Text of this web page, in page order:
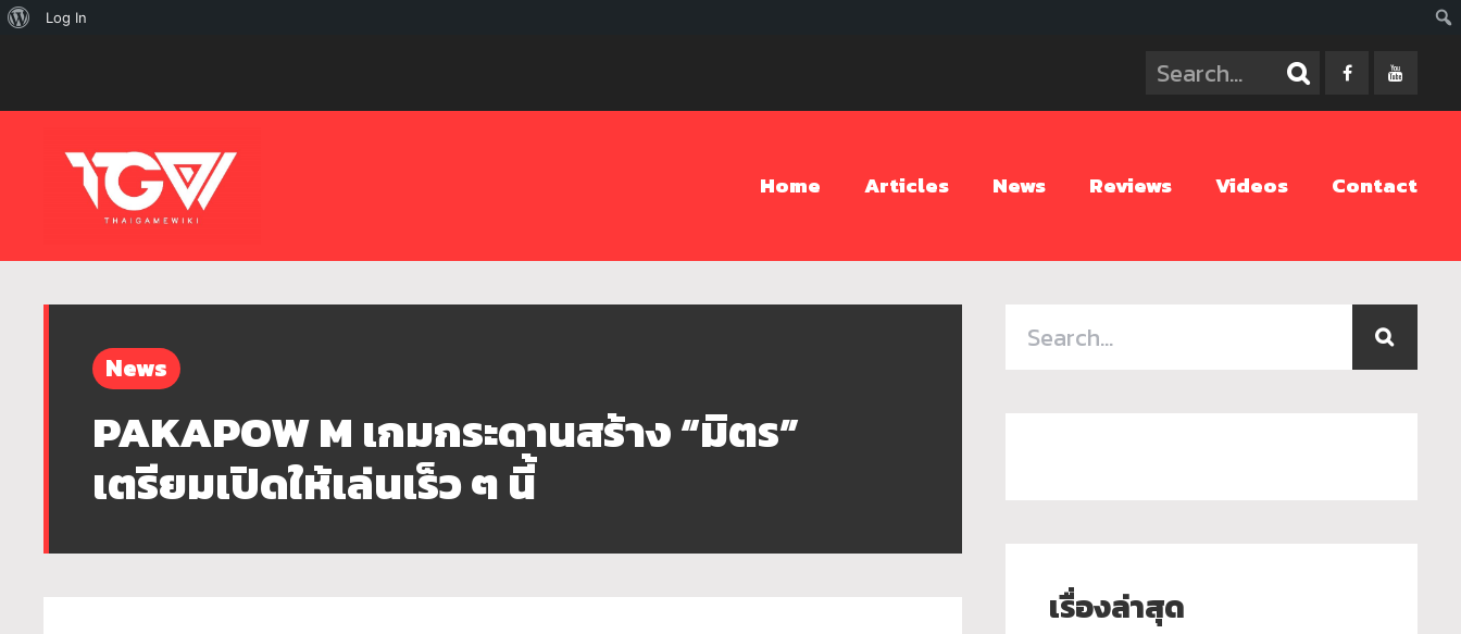
Home Articles News Reviews Videos Contact
News
PAKAPOW M เกมกระดานสร้าง “มิตร”
เตรียมเปิดให้เล่นเร็ว ๆ นี้
เรื่องล่าสุด
เกี่ยวLog In